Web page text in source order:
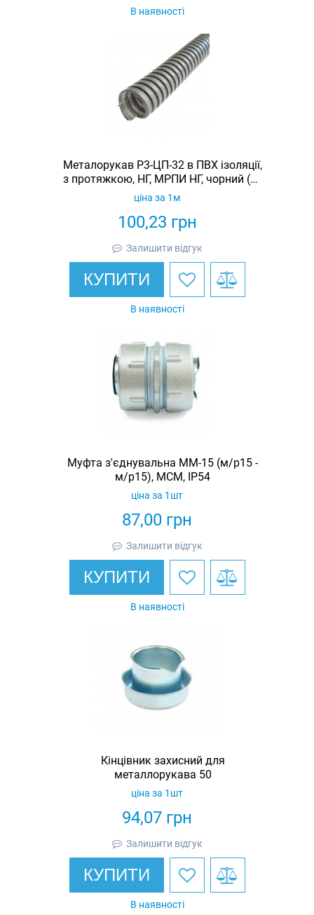
В наявності
Металорукав Р3-ЦП-32 в ПВХ ізоляції,
з протяжкою, НГ, МРПИ НГ, чорний (20
м/уп.)
100,23 грн
ціна за 1м
Залишити відгук
КУПИТИ
В наявності
Муфта з'єднувальна ММ-15 (м/р15 -
м/р15), МСМ, IP54
87,00 грн
ціна за 1шт
Залишити відгук
КУПИТИ
В наявності
Кінцівник захисний для
металлорукава 50
94,07 грн
ціна за 1шт
Залишити відгук
КУПИТИ
В наявності